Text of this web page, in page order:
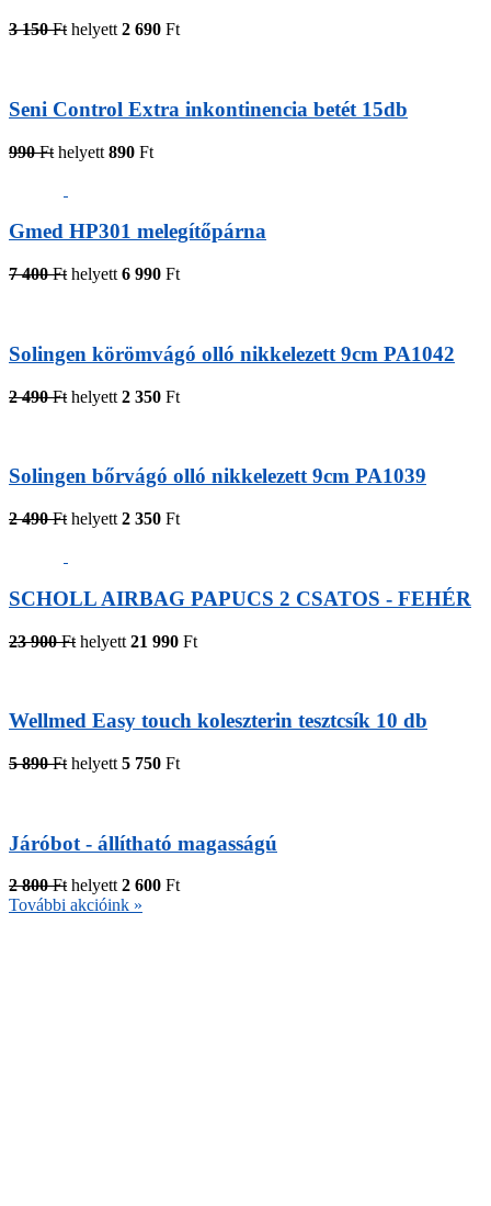
3 150 Ft helyett 2 690 Ft
Seni Control Extra inkontinencia betét 15db
990 Ft helyett 890 Ft
Gmed HP301 melegítőpárna
7 400 Ft helyett 6 990 Ft
Solingen körömvágó olló nikkelezett 9cm PA1042
2 490 Ft helyett 2 350 Ft
Solingen bőrvágó olló nikkelezett 9cm PA1039
2 490 Ft helyett 2 350 Ft
SCHOLL AIRBAG PAPUCS 2 CSATOS - FEHÉR
23 900 Ft helyett 21 990 Ft
Wellmed Easy touch koleszterin tesztcsík 10 db
5 890 Ft helyett 5 750 Ft
Járóbot - állítható magasságú
2 800 Ft helyett 2 600 Ft
További akcióink »